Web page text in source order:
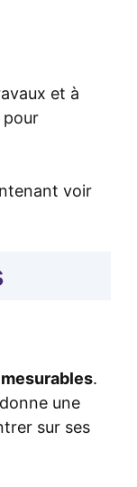
et à
pour
voir
.
une
sur ses